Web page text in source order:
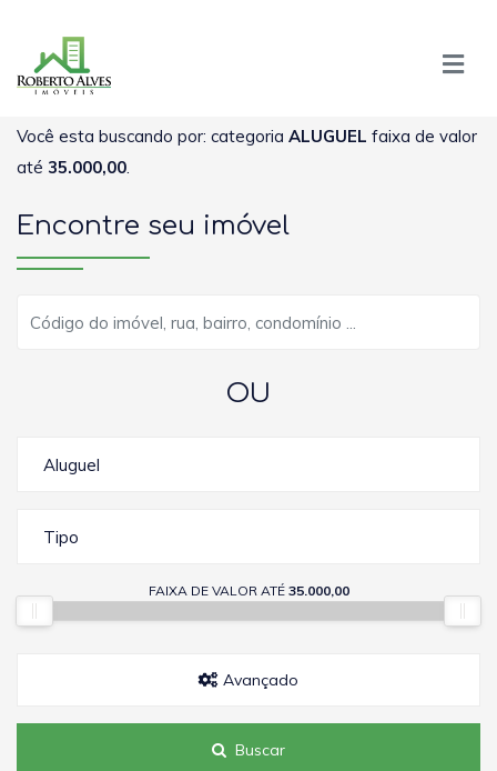
Você esta buscando por: categoria ALUGUEL faixa de valor
até 35.000,00
Encontre seu imóvel
OU
Aluguel
Tipo
FAIXA DE VALOR ATÉ 35.000,00
Avançado
Buscar